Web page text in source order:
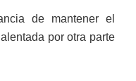
de mantener el
por otra parte